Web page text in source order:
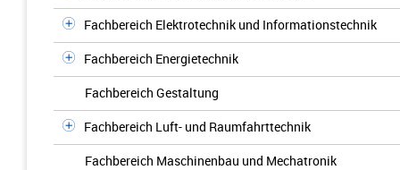
Fachbereich Elektrotechnik und Informationstechnik
Fachbereich Energietechnik
Fachbereich Gestaltung
Fachbereich Luft- und Raumfahrttechnik
Fachbereich Maschinenbau und Mechatronik